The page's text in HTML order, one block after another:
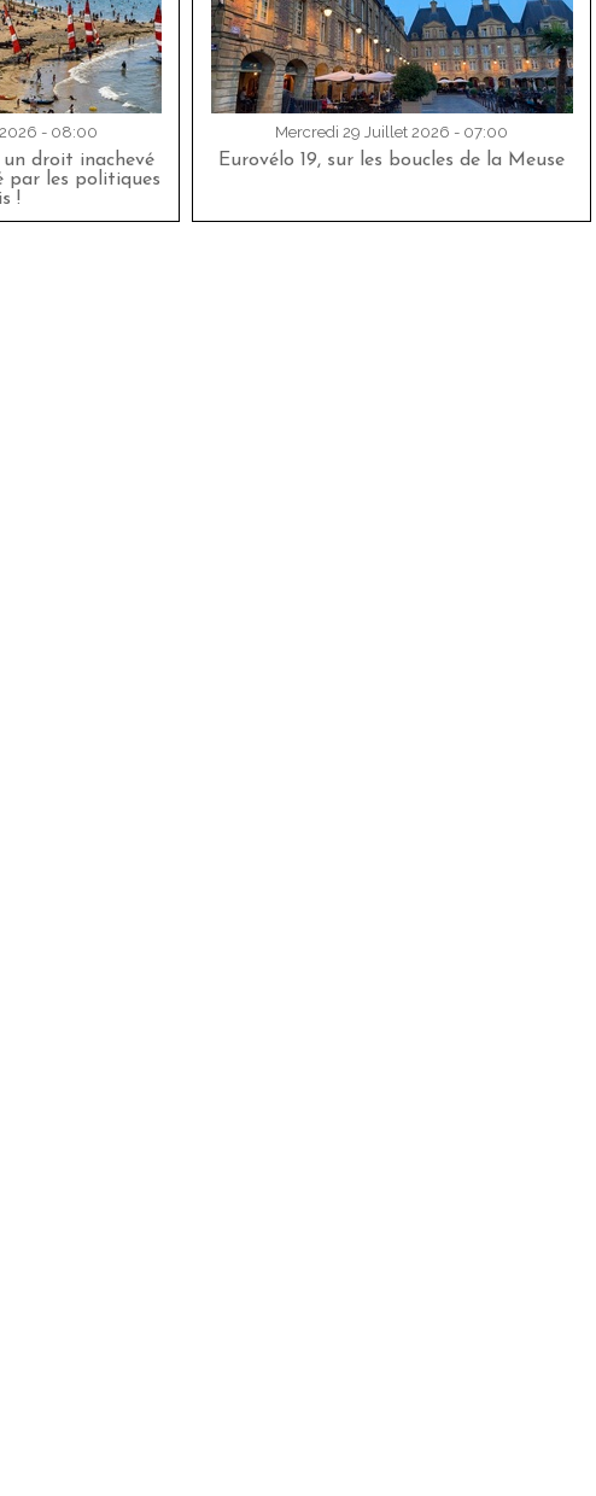
- 08:00
un droit inachevé
par les politiques
!
Mercredi 29 Juillet 2026 - 07:00
Eurovélo 19, sur les boucles de la Meuse